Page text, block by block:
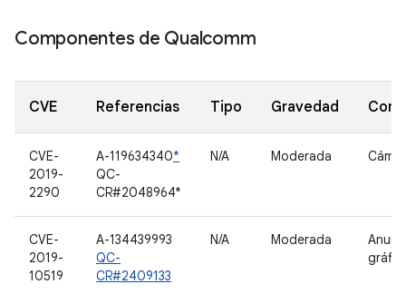
Componentes de Qualcomm
CVE Referencias Tipo Gravedad
CVE-
2019-
2290
A-119634340*
QC-
CR#2048964*
N/A Moderada
CVE-
2019-
10519
A-134439993
QC-
CR#2409133
N/A Moderada